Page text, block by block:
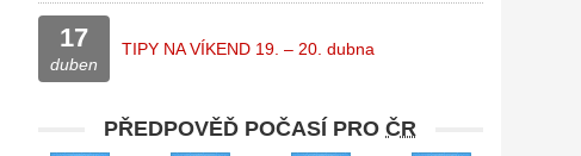
17
duben
TIPY NA VÍKEND 19. – 20. dubna
PŘEDPOVĚĎ POČASÍ PROČR